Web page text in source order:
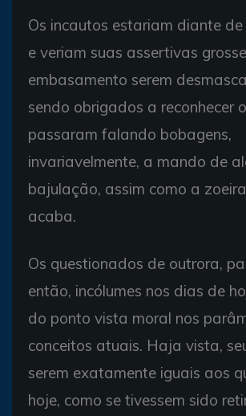
Os incautos estariam diante de
e veriam suas assertivas
embasamento serem
sendo obrigados a reconhecer
passaram falando bobagens,
invariavelmente, a mando de
bajulação, assim como a
acaba.
Os questionados de outrora,
então, incólumes nos dias de
do ponto vista moral nos
conceitos atuais. Haja vista,
serem exatamente iguais aos
hoje, como se tivessem sido